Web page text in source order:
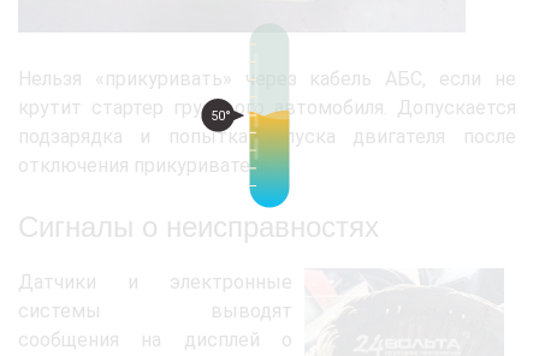
50°
Нельзя «прикуривать» через кабель АБС, если не
крутит стартер грузового автомобиля. Допускается
подзарядка и попытка запуска двигателя после
отключения прикуривателя.
Сигналы о неисправностях
Датчики и электронные
системы выводят
сообщения на дисплей о